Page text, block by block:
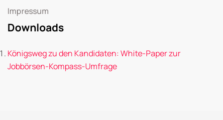
Impressum
Downloads
Königsweg zu den Kandidaten: White-Paper zur
Jobbörsen-Kompass-Umfrage